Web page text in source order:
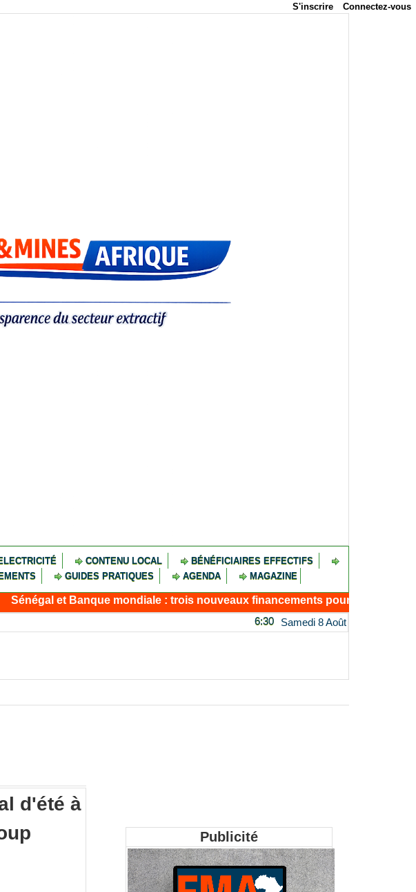
Connectez-vous
S'inscrire
CONTENU LOCAL
BÉNÉFICIAIRES EFFECTIFS
GUIDES PRATIQUES AGENDA MAGAZINE
Banque mondiale : trois nouveaux financements pour résilience, connectivité
Samedi 8 Août
6:30
d'été à
Publicité